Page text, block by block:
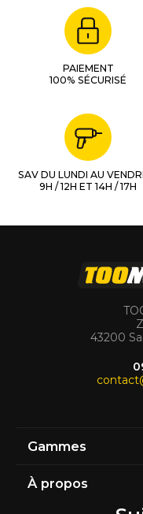
PAIEMENT
100% SÉCURISÉ
SAV DU LUNDI AU
9H / 12H ET 14H / 17H
43200
Gammes
À propos